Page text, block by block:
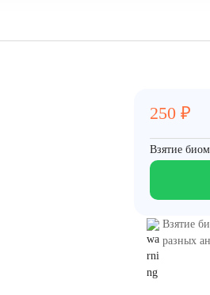
250 ₽
Взятие
Взятие
разных